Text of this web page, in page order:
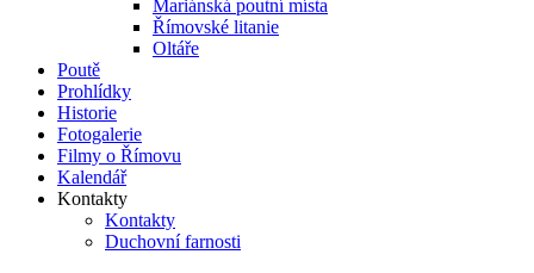
Mariánská poutní místa
Římovské litanie
Oltáře
Poutě
Prohlídky
Historie
Fotogalerie
Filmy o Římovu
Kalendář
Kontakty
Kontakty
Duchovní farnosti